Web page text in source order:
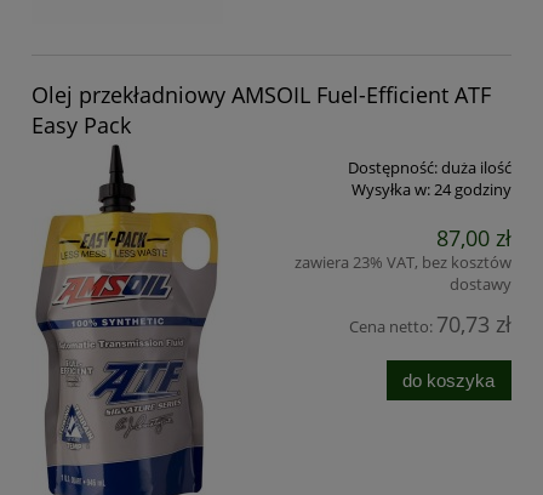
Olej przekładniowy AMSOIL Fuel-Efficient ATF
Easy Pack
Dostępność:duża ilość
Wysyłka w:24 godziny
87,00 zł
zawiera 23% VAT, bez kosztów
dostawy
Cena netto: 70,73 zł
do koszyka